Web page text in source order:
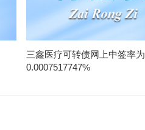
三鑫医疗可转债网上中签率为
0.0007517747%